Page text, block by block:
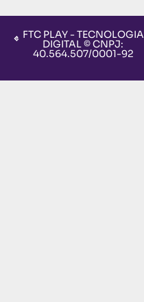
FTC PLAY - TECNOLOGIA
DIGITAL © CNPJ:
40.564.507/0001-92